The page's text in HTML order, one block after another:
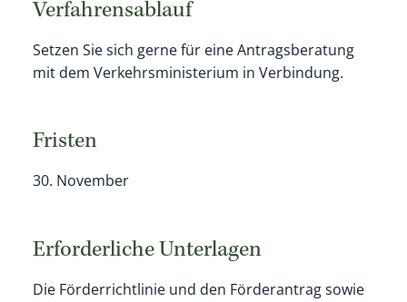
Verfahrensablauf
Setzen Sie sich gerne für eine Antragsberatung
mit dem Verkehrsministerium in Verbindung.
Fristen
30. November
Erforderliche Unterlagen
Die Förderrichtlinie und den Förderantrag sowie